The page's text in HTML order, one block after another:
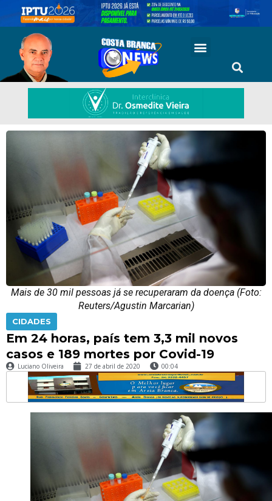
Mais de 30 mil pessoas já se recuperaram da doença (Foto:
Reuters/Agustin Marcarian)
CIDADES
Em 24 horas, país tem 3,3 mil novos
casos e 189 mortes por Covid-19
Luciano Oliveira 27 de abril de 2020 00:04